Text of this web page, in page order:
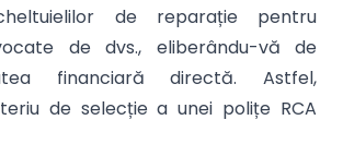
de reparație pentru
de dvs., eliberându-vă de
financiară directă. Astfel,
de selecție a unei polițe RCA